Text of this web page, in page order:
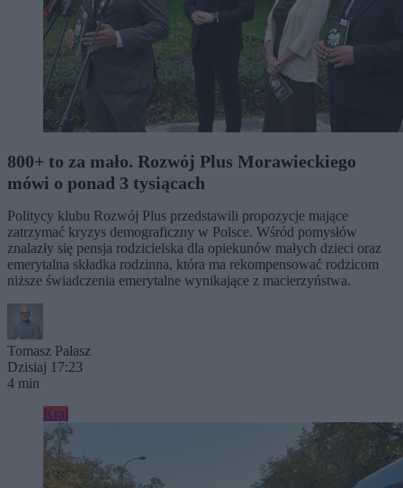
800+ to za mało. Rozwój Plus Morawieckiego
mówi o ponad 3 tysiącach
Politycy klubu Rozwój Plus przedstawili propozycje mające
zatrzymać kryzys demograficzny w Polsce. Wśród pomysłów
znalazły się pensja rodzicielska dla opiekunów małych dzieci oraz
emerytalna składka rodzinna, która ma rekompensować rodzicom
niższe świadczenia emerytalne wynikające z macierzyństwa.
Tomasz Pałasz
Dzisiaj 17:23
4 min
Kraj